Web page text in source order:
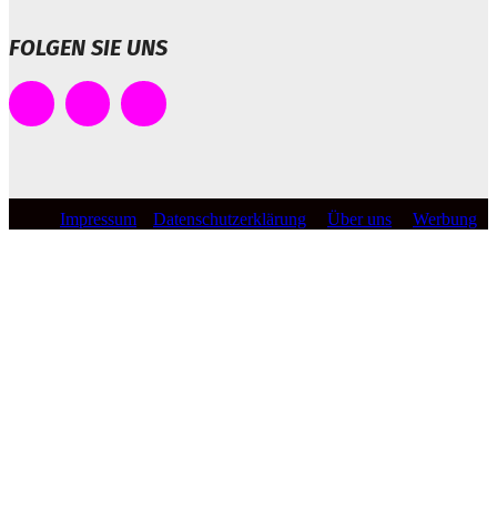
FOLGEN SIE UNS
Impressum Datenschutzerklärung Über uns Werbung